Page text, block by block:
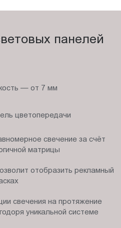
панелей
— от 7 мм
цветопередачи
свечение за счёт
матрицы
отобразить рекламный
свечения на протяжение
уникальной системе